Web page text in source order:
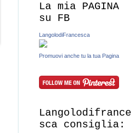
La mia PAGINA
su FB
LangolodiFrancesca
Promuovi anche tu la tua Pagina
Langolodifrance
sca consiglia: